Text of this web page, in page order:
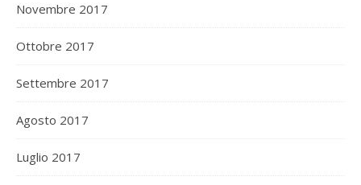
Novembre 2017
Ottobre 2017
Settembre 2017
Agosto 2017
Luglio 2017